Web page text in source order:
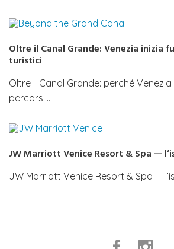
Oltre il Canal Grande: Venezia inizia
turistici
Oltre il Canal Grande: perché
percorsi…
JW Marriott Venice Resort & Spa —
JW Marriott Venice Resort & Spa —